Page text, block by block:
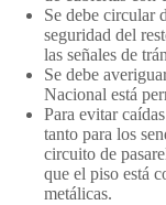
Se debe circular
seguridad del
las señales de
Se debe
Nacional está
Para evitar
tanto para los
circuito de
que el piso está
metálicas.